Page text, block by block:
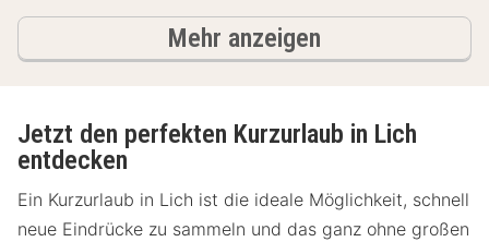
Mehr anzeigen
Jetzt den perfekten Kurzurlaub in Lich
entdecken
Ein Kurzurlaub in Lich ist die ideale Möglichkeit, schnell
neue Eindrücke zu sammeln und das ganz ohne großen